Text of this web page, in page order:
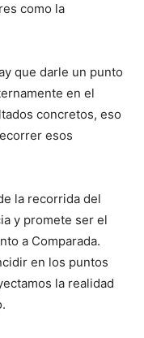
como la
que darle un punto
en el
concretos, eso
esos
la recorrida del
y promete ser el
a Comparada.
en los puntos
la realidad